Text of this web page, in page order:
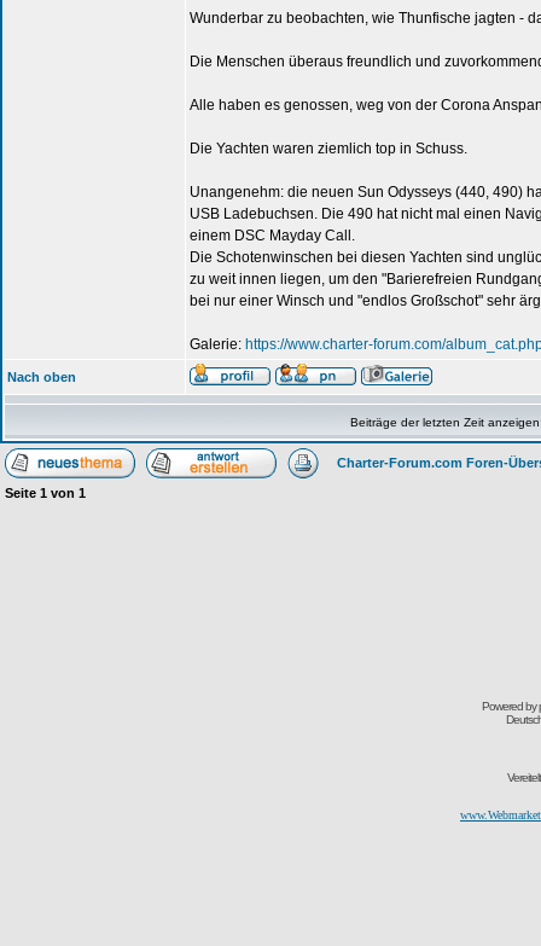
Wunderbar zu beobachten, wie Thunfische jagten -
Die Menschen überaus freundlich und
Alle haben es genossen, weg von der Corona
Die Yachten waren ziemlich top in Schuss.
Unangenehm: die neuen Sun Odysseys (440, 490)
USB Ladebuchsen. Die 490 hat nicht mal einen
einem DSC Mayday Call.
Die Schotenwinschen bei diesen Yachten sind
zu weit innen liegen, um den "Barierefreien
bei nur einer Winsch und "endlos Großschot" sehr
Galerie: https://www.charter-forum.com/
Nach oben
Beiträge der letzten Zeit
Charter-Forum.com Foren-
Seite 1 von 1
Powered by